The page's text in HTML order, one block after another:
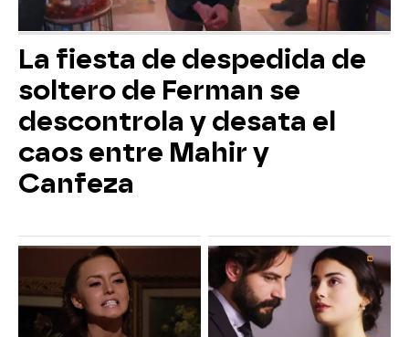
La fiesta de despedida de
soltero de Ferman se
descontrola y desata el
caos entre Mahir y
Canfeza